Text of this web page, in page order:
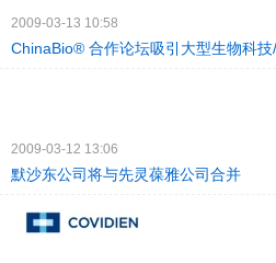
2009-03-13 10:58
ChinaBio® 合作论坛吸引大型生物科
2009-03-12 13:06
默沙东公司将与先灵葆雅公司合并